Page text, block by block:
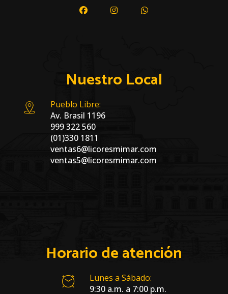
Nuestro Local
Pueblo Libre:
Av. Brasil 1196
999 322 560
(01)330 1811
ventas6@licoresmimar.com
ventas5@licoresmimar.com
Horario de atención
Lunes a Sábado:
9:30 a.m. a 7:00 p.m.